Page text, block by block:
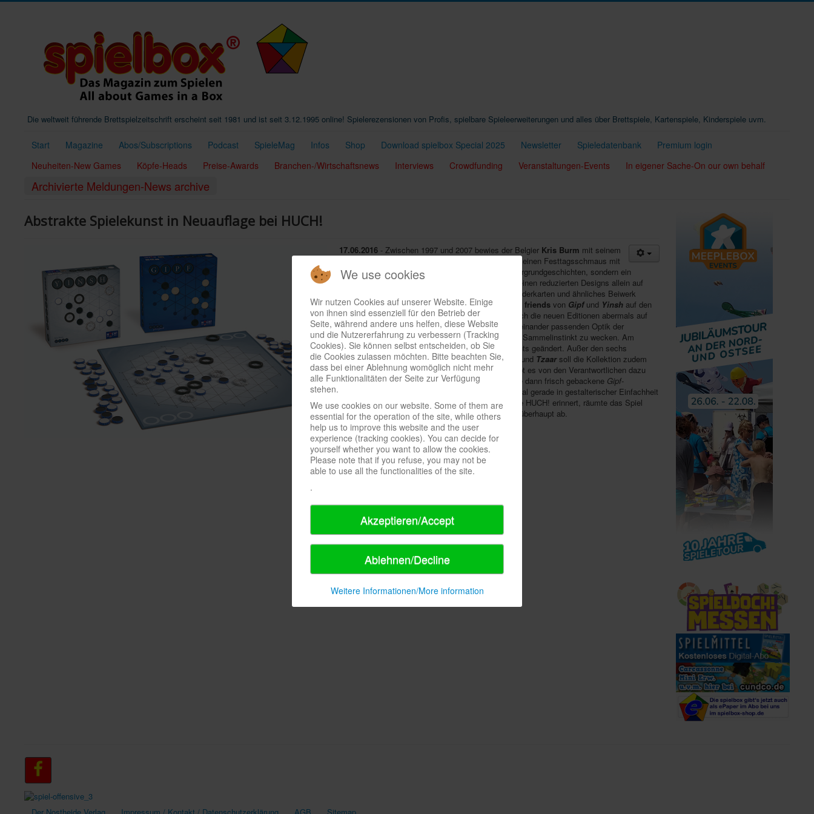
Die weltweit führende Brettspielzeitschrift erscheint seit 1981 und ist seit 3.12.1995 online! Spielerezensionen von Profis, spielbare Spieleerweiterungen und alles über Brettspiele, Kartenspiele, Kinderspiele uvm.
Start Magazine Abos/Subscriptions Podcast SpieleMag Infos Shop Download spielbox Special 2025 Newsletter Spieledatenbank
Premium login
Neuheiten-New Games
Köpfe-Heads Preise-Awards Branchen-/Wirtschaftsnews Interviews Crowdfunding Veranstaltungen-Events In eigener Sache-On our own behalf
Archivierte Meldungen-News archive
Abstrakte Spielekunst in Neuauflage bei HUCH!
17.06.2016 - Zwischen 1997 und 2007 bewies der Belgier Kris Burm mit seinem
" Abstraktionsvermögen: Hier gab es keinen Festtagsschmaus mit
prächtigen Illustrationen und ausschweifenden Hintergrundgeschichten, sondern ein
abgespecktes Feinschmeckermenü, das sich mit seinen reduzierten Designs allein auf
sein spielerisches Prinzip verließ. Ohne Würfel, Sonderkarten und ähnliches Beiwerk
kommt jetzt auch dieNeuauflageaus, dieHUCH! & friends von Gipf und Yinsh auf den
Markt gebracht hat. Den Minimalismus schreiben sich die neuen Editionen abermals auf
die Fahnen und steigern ihn eher noch. Mit einer zueinander passenden Optik der
einzelnen Spiele aus der Reihe hofft der Verlag, den Sammelinstinkt zu wecken. Am
Material der Steine und Ringe wurde absichtlich nichts geändert. Außer den sechs
bekannten TitelnGipf,Zèrtz,Dvonn,Yinsh,Pünct und Tzaar soll die Kollektion zudem
einneues, siebtes Spielenthalten; Einzelheiten gibt es von den Verantwortlichen dazu
noch nicht, doch soll es im kommenden Frühjahr die dann frisch gebackene Gipf-
Septologie abschließen. Dass sich Brillanz manchmal gerade in gestalterischer Einfachheit
findet, bewiesYinsh2004 auch in derspielbox
: Wie HUCH! erinnert, räumte das Spiel
damals mit 9,33 Punkten die bisher drittbeste Note überhaupt ab.
Der Nostheide Verlag Impressum / Kontakt / Datenschutzerklärung AGB Sitemap
We use cookies
Wir nutzen Cookies auf unserer Website. Einige
von ihnen sind essenziell für den Betrieb der
Seite, während andere uns helfen, diese Website
und die Nutzererfahrung zu verbessern (Tracking
Cookies). Sie können selbst entscheiden, ob Sie
die Cookies zulassen möchten. Bitte beachten Sie,
dass bei einer Ablehnung womöglich nicht mehr
alle Funktionalitäten der Seite zur Verfügung
stehen.
We use cookies on our website. Some of them are
essential for the operation of the site, while others
help us to improve this website and the user
experience (tracking cookies). You can decide for
yourself whether you want to allow the cookies.
Please note that if you refuse, you may not be
able to use all the functionalities of the site.
.
Akzeptieren/Accept
Ablehnen/Decline
Weitere Informationen/More information